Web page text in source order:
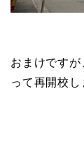
おまけです
って再開校し